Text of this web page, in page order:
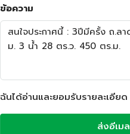
ข้อความ
ฉันได้อ่านและยอมรับรายละเอียด
ส่งอีเมล